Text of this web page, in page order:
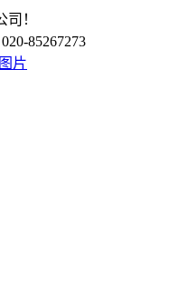
！
85267273